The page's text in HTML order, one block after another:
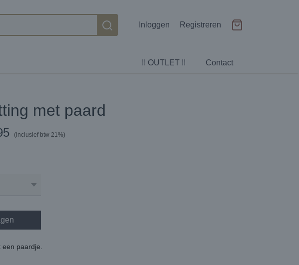
Inloggen Registreren
Contact
!! OUTLET !!
met paard
(inclusief btw 21%)
paardje.